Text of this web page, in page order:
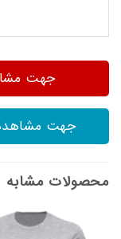
جهت
جهت
محصولات مشابه